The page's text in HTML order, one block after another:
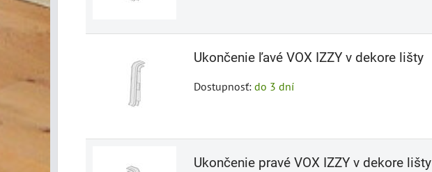
Ukončenie ľavé VOX IZZY v dekore lišty
Dostupnosť: do 3 dní
Ukončenie pravé VOX IZZY v dekore lišty